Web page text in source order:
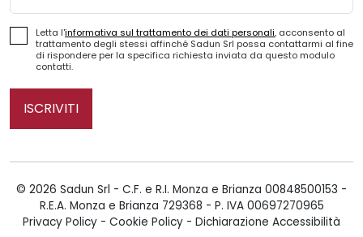
Letta l'informativa sul trattamento dei dati personali, acconsento al
trattamento degli stessi affinché Sadun Srl possa contattarmi al fine
di rispondere per la specifica richiesta inviata da questo modulo
contatti.
ISCRIVITI
© 2026 Sadun Srl - C.F. e R.I. Monza e Brianza 00848500153 -
R.E.A. Monza e Brianza 729368 - P. IVA 00697270965
Privacy Policy - Cookie Policy - Dichiarazione Accessibilità